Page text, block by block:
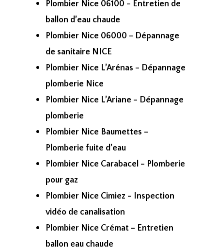
Plombier Nice 06100 – Entretien de
ballon d’eau chaude
Plombier Nice 06000 – Dépannage
de sanitaire NICE
Plombier Nice L’Arénas – Dépannage
plomberie Nice
Plombier Nice L’Ariane – Dépannage
plomberie
Plombier Nice Baumettes –
Plomberie fuite d’eau
Plombier Nice Carabacel – Plomberie
pour gaz
Plombier Nice Cimiez – Inspection
vidéo de canalisation
Plombier Nice Crémat – Entretien
ballon eau chaude